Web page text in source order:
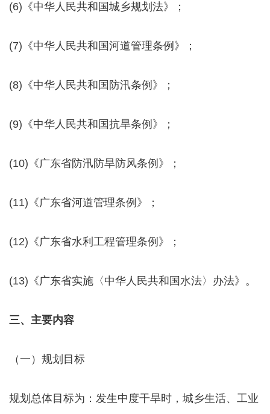
(6)《中华人民共和国城乡规划法》；
(7)《中华人民共和国河道管理条例》；
(8)《中华人民共和国防汛条例》；
(9)《中华人民共和国抗旱条例》；
(10)《广东省防汛防旱防风条例》；
(11)《广东省河道管理条例》；
(12)《广东省水利工程管理条例》；
(13)《广东省实施〈中华人民共和国水法〉办法》。
三、主要内容
（一）规划目标
规划总体目标为：发生中度干旱时，城乡生活、工业